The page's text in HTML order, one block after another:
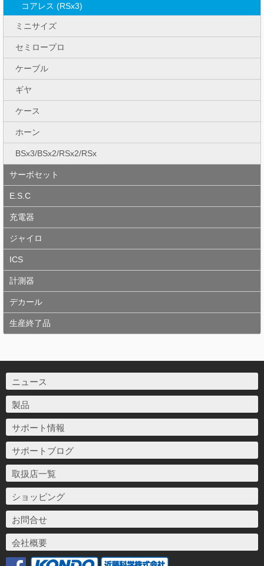
コアレス (RSx3)
ミニサイズ
セミロープロ
ケーブル
ギヤ
ケース
ホーン
BSx3/BSx2/RSx2/RSx
サーボセット
E.S.C
充電器
ジャイロ
ICS
計測器
デカール
生産終了品
ニュース
製品
サポート情報
サポートブログ
取扱店一覧
ショッピング
お問合せ
会社概要